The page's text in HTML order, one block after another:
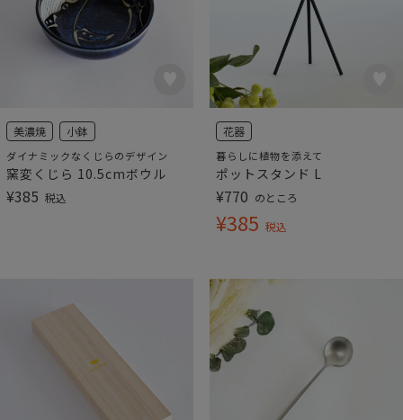
美濃焼 小鉢
ダイナミックなくじらのデザイン
窯変くじら 10.5cmボウル
¥385 税込
花器
暮らしに植物を添えて
ポットスタンド L
¥770 のところ
¥385 税込